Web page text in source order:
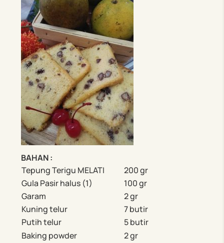
BAHAN :
Tepung Terigu MELATI
200 gr
Gula Pasir halus (1)
100 gr
Garam
2 gr
Kuning telur
7 butir
Putih telur
5 butir
Baking powder
2 gr